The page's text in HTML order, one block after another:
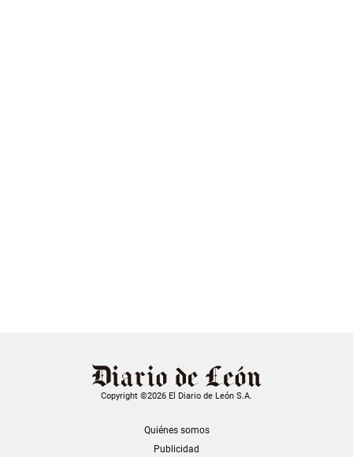
Copyright ©2026 El Diario de León S.A.
Quiénes somos
Publicidad